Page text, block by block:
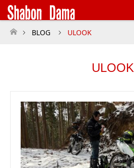
Instagram
ホーム
BLOG ULOOK
ULOOK